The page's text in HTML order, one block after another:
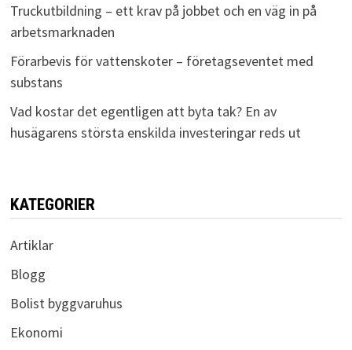
Truckutbildning – ett krav på jobbet och en väg in på
arbetsmarknaden
Förarbevis för vattenskoter – företagseventet med
substans
Vad kostar det egentligen att byta tak? En av
husägarens största enskilda investeringar reds ut
KATEGORIER
Artiklar
Blogg
Bolist byggvaruhus
Ekonomi